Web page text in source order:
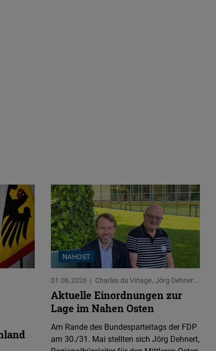
NAHOST
01.06.2026 Charles du Vinage Jörg Dehnert
Aktuelle Einordnungen zur
Lage im Nahen Osten
Am Rande des Bundesparteitags der FDP
am 30./31. Mai stellten sich Jörg Dehnert,